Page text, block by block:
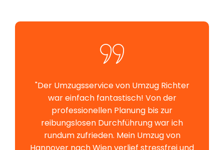
"Der Umzugsservice von Umzug Richter
war einfach fantastisch! Von der
professionellen Planung bis zur
reibungslosen Durchführung war ich
rundum zufrieden. Mein Umzug von